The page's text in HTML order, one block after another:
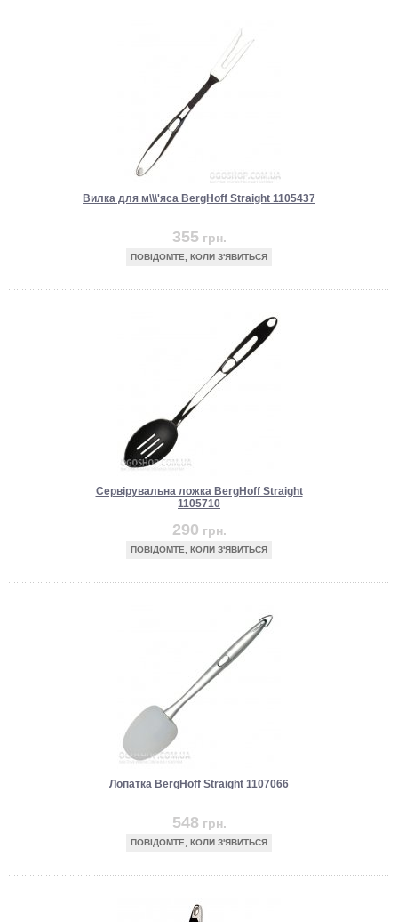
Вилка для м\\\'яса BergHoff Straight 1105437
355 грн.
ПОВІДОМТЕ, КОЛИ З'ЯВИТЬСЯ
Сервірувальна ложка BergHoff Straight
1105710
290 грн.
ПОВІДОМТЕ, КОЛИ З'ЯВИТЬСЯ
Лопатка BergHoff Straight 1107066
548 грн.
ПОВІДОМТЕ, КОЛИ З'ЯВИТЬСЯ